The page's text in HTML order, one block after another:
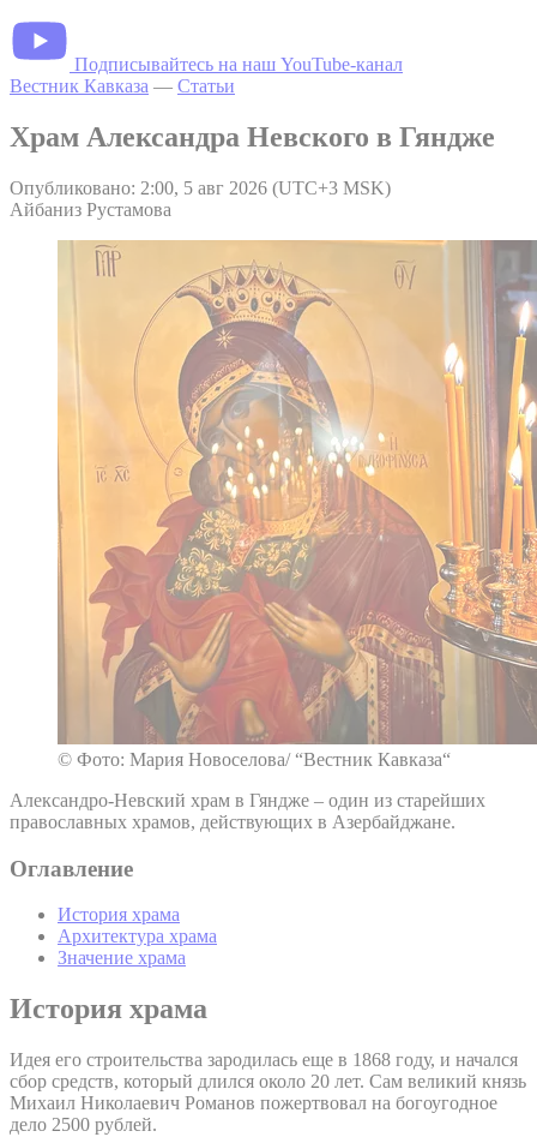
Подписывайтесь на наш YouTube-канал
Вестник Кавказа — Статьи
Храм Александра Невского в Гяндже
Опубликовано: 2:00, 5 авг 2026 (UTC+3 MSK)
Айбаниз Рустамова
© Фото: Мария Новоселова/ “Вестник Кавказа“
Александро-Невский храм в Гяндже – один из старейших
православных храмов, действующих в Азербайджане.
Оглавление
История храма
Архитектура храма
Значение храма
История храма
Идея его строительства зародилась еще в 1868 году, и начался
сбор средств, который длился около 20 лет. Сам великий князь
Михаил Николаевич Романов пожертвовал на богоугодное
дело 2500 рублей.